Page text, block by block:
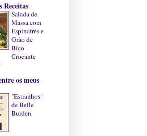
Receitas
Salada de
Massa com
Espinafres e
Grão de
Bico
Crocante
os meus
"Estranhos"
de Belle
Burden